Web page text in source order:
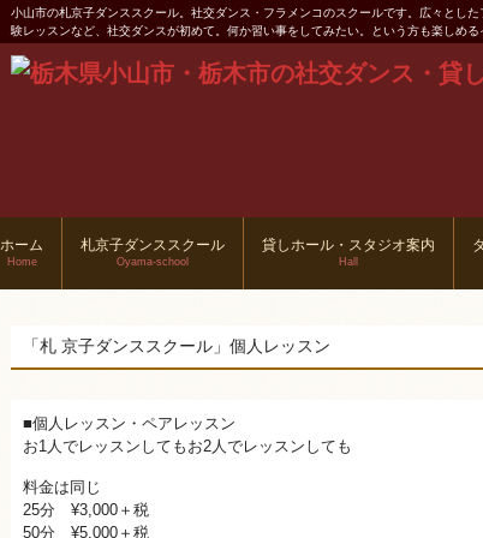
小山市の札京子ダンススクール。社交ダンス・フラメンコのスクールです。広々とし
験レッスンなど、社交ダンスが初めて。何か習い事をしてみたい。という方も楽しめる
ホーム
Home
札京子ダンススクール
Oyama-school
貸しホール・スタジオ案内
Hall
「札 京子ダンススクール」個人レッスン
■個人レッスン・ペアレッスン
お1人でレッスンしてもお2人でレッスンしても
料金は同じ
25分 ¥3,000＋税
50分 ¥5,000＋税